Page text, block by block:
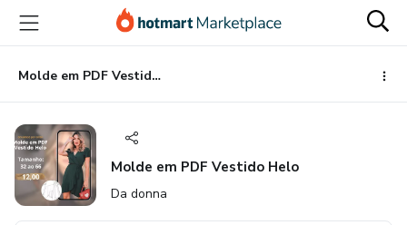
para
conteúdo
principal
para
pagamento
para
rodapé
Molde em PDF Vestido Helo
Molde em PDF Vestido Helo
Da donna